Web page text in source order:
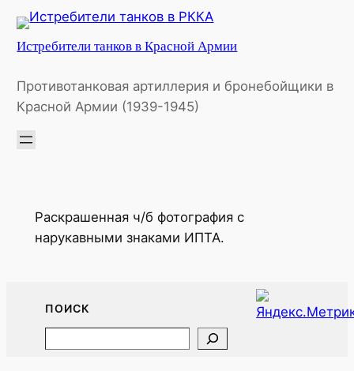
Перейти
содержимому
Истребители танков в Красной Армии
Противотанковая артиллерия и бронебойщики в
Красной Армии (1939-1945)
Раскрашенная ч/б фотография с
нарукавными знаками ИПТА.
ПОИСК